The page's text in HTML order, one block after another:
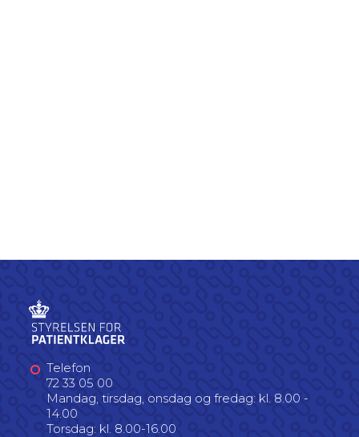
Telefon
72 33 05 00
Mandag, tirsdag, onsdag og fredag: kl. 8.00 -
14.00
Torsdag: kl. 8.00-16.00